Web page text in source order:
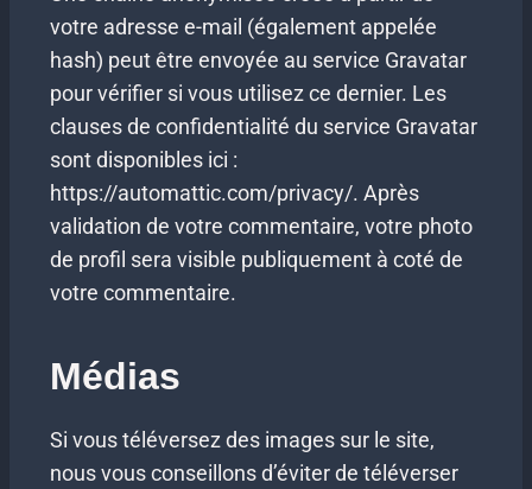
votre adresse e-mail (également appelée
hash) peut être envoyée au service Gravatar
pour vérifier si vous utilisez ce dernier. Les
clauses de confidentialité du service Gravatar
sont disponibles ici :
https://automattic.com/privacy/. Après
validation de votre commentaire, votre photo
de profil sera visible publiquement à coté de
votre commentaire.
Médias
Si vous téléversez des images sur le site,
nous vous conseillons d’éviter de téléverser